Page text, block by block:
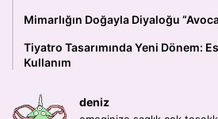
Mimarlığın Doğayla Diyaloğu
Tiyatro Tasarımında Yeni Dönem:
Kullanım
deniz